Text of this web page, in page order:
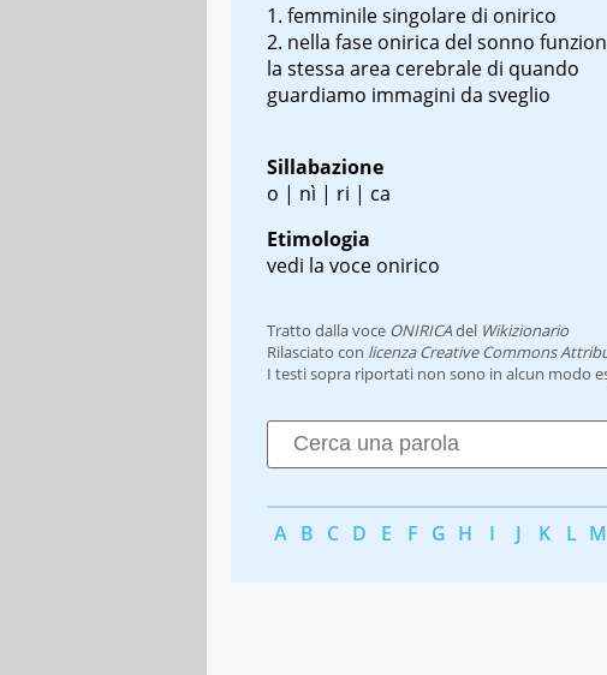
femminile singolare di onirico
nella fase onirica del sonno
la stessa area cerebrale di quando
guardiamo immagini da sveglio
Sillabazione
o | nì | ri | ca
Etimologia
vedi la voce onirico
Tratto dalla voce ONIRICAdel Wikizionario
Rilasciato con licenza Creative Commons
I testi sopra riportati non sono in alcun modo
A B C D E F G H I J K L M